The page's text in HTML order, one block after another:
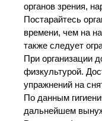
органов зрения,
Постарайтесь
времени, чем на
также следует
При организации
физкультурой.
упражнений на
По данным
дальнейшем